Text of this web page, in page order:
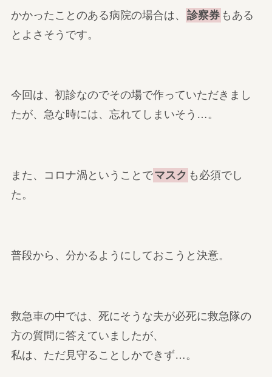
かかったことのある病院の場合は、 診察券 もある
とよさそうです。
今回は、初診なのでその場で作っていただきまし
たが、急な時には、忘れてしまいそう…。
また、コロナ渦ということでマスク も必須でし
た。
普段から、分かるようにしておこうと決意。
救急車の中では、死にそうな夫が必死に救急隊の
方の質問に答えていましたが、
私は、ただ見守ることしかできず…。